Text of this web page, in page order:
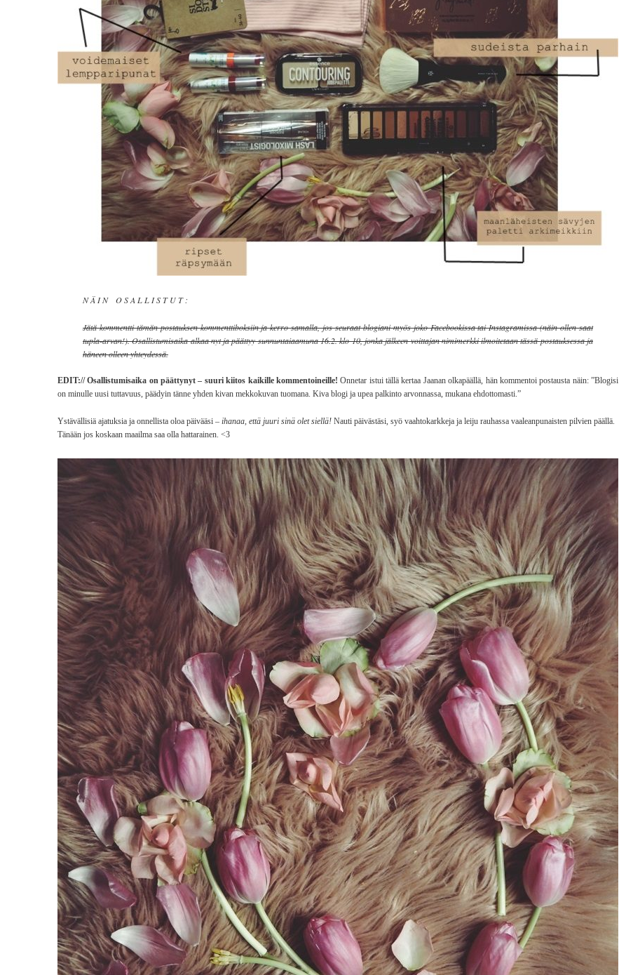
N Ä I N O S A L L I S T U T :
Jätä kommentti tämän postauksen kommenttiboksiin ja kerro samalla, jos seuraat blogiani myös joko Facebookissa tai Instagramissa (näin ollen saat
tupla-arvan!). Osallistumisaika alkaa nyt ja päättyy sunnuntaiaamuna 16.2. klo 10, jonka jälkeen voittajan nimimerkki ilmoitetaan tässä postauksessa ja
häneen olleen yhteydessä.
EDIT:// Osallistumisaika on päättynyt – suuri kiitos kaikille kommentoineille! Onnetar istui tällä kertaa Jaanan olkapäällä, hän kommentoi postausta näin: ”Blogisi
on minulle uusi tuttavuus, päädyin tänne yhden kivan mekkokuvan tuomana. Kiva blogi ja upea palkinto arvonnassa, mukana ehdottomasti.”
Ystävällisiä ajatuksia ja onnellista oloa päivääsi – ihanaa, että juuri sinä olet siellä! Nauti päivästäsi, syö vaahtokarkkeja ja leiju rauhassa vaaleanpunaisten pilvien päällä.
Tänään jos koskaan maailma saa olla hattarainen. <3